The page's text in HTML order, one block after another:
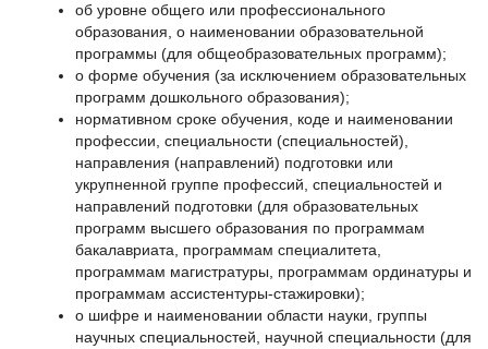
об уровне общего или профессионального
образования, о наименовании образовательной
программы (для общеобразовательных программ);
о форме обучения (за исключением образовательных
программ дошкольного образования);
нормативном сроке обучения, коде и наименовании
профессии, специальности (специальностей),
направления (направлений) подготовки или
укрупненной группе профессий, специальностей и
направлений подготовки (для образовательных
программ высшего образования по программам
бакалавриата, программам специалитета,
программам магистратуры, программам ординатуры и
программам ассистентуры-стажировки);
о шифре и наименовании области науки, группы
научных специальностей, научной специальности (для